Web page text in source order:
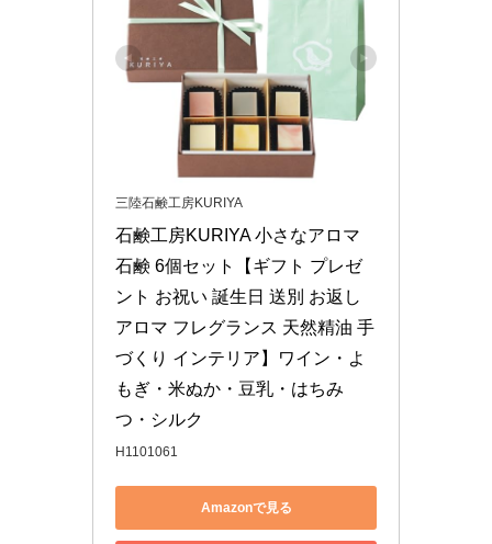
三陸石鹸工房KURIYA
石鹸工房KURIYA 小さなアロマ
石鹸 6個セット【ギフト プレゼ
ント お祝い 誕生日 送別 お返し
アロマ フレグランス 天然精油 手
づくり インテリア】ワイン・よ
もぎ・米ぬか・豆乳・はちみ
つ・シルク
H1101061
Amazonで見る